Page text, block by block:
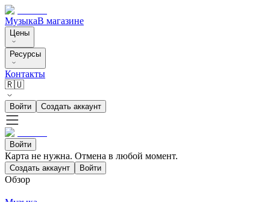
МузыкаВ магазине
Цены
Ресурсы
Контакты
🇷🇺
Войти Создать аккаунт
Войти
Карта не нужна. Отмена в любой момент.
Создать аккаунт Войти
Обзор